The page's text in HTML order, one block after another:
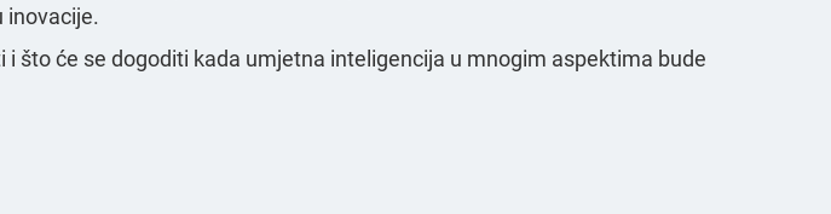
inovacije.
što će se dogoditi kada umjetna inteligencija u mnogim aspektima bude